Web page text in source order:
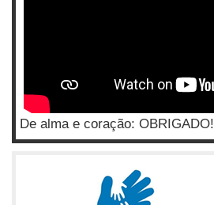
De alma e coração: OBRIGADO!